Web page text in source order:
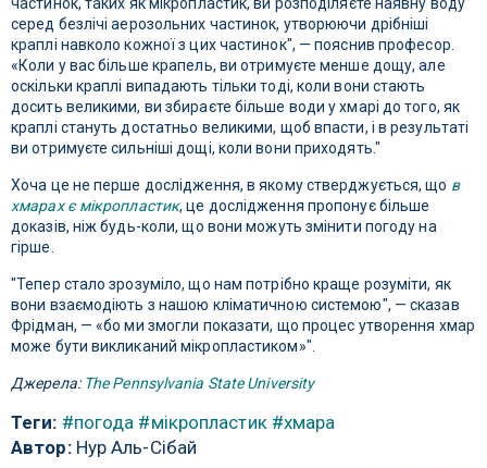
частинок, таких як мікропластик, ви розподіляєте наявну воду
серед безлічі аерозольних частинок, утворюючи дрібніші
краплі навколо кожної з цих частинок", — пояснив професор.
«Коли у вас більше крапель, ви отримуєте менше дощу, але
оскільки краплі випадають тільки тоді, коли вони стають
досить великими, ви збираєте більше води у хмарі до того, як
краплі стануть достатньо великими, щоб впасти, і в результаті
ви отримуєте сильніші дощі, коли вони приходять."
Хоча це не перше дослідження, в якому стверджується, що в
хмарах є мікропластик, це дослідження пропонує більше
доказів, ніж будь-коли, що вони можуть змінити погоду на
гірше.
"Тепер стало зрозуміло, що нам потрібно краще розуміти, як
вони взаємодіють з нашою кліматичною системою", — сказав
Фрідман, — «бо ми змогли показати, що процес утворення хмар
може бути викликаний мікропластиком»".
Джерела: The Pennsylvania State University
Теги: #погода #мікропластик #хмара
Автор:Нур Аль-Сібай